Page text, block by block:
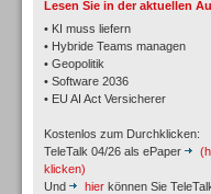
Lesen Sie in der aktuellen
• KI muss liefern
• Hybride Teams managen
• Geopolitik
• Software 2036
• EU AI Act Versicherer
Kostenlos zum Durchklicken:
TeleTalk 04/26 als ePaper
klicken)
Und
hier können Sie
Workforce-Management